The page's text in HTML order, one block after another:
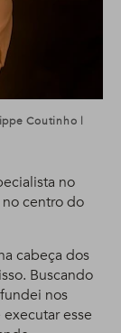
Coutinho |
no
centro do
cabeça dos
Buscando
nos
esse